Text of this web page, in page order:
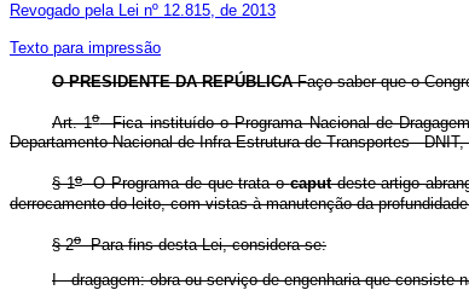
Revogado pela Lei nº 12.815, de 2013
Texto para impressão
O PRESIDENTE DA REPÚBLICAFaço saber que o
Art. 1oFica instituído o Programa Nacional de
Departamento Nacional de Infra-Estrutura de Transportes -
§ 1oO Programa de que trata ocaputdeste artigo
derrocamento do leito, com vistas à manutenção da
§ 2oPara fins desta Lei, considera-se:
I - dragagem: obra ou serviço de engenharia que